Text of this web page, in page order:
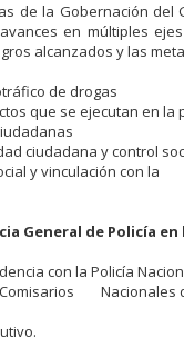
de la Gobernación del
en múltiples
alcanzados y las
de drogas
que se ejecutan en la
ciudadana y control
y vinculación con la
General de Policía en
con la Policía
Comisarios Nacionales